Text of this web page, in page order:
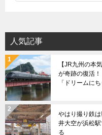
リ
ー
人気記事
【JR九州の本
が奇跡の復活
「ドリームに
やはり撮り鉄
井大空が浜松
る